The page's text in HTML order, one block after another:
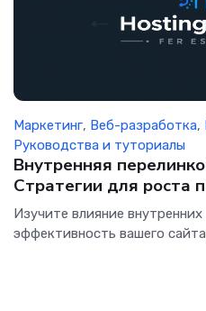
Маркетинг, Веб-разработка,
Руководства и туториалы
Внутренняя
Стратегии для роста
Изучите влияние внутренних
эффективность вашего